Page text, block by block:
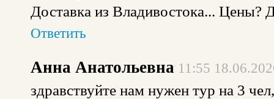
Доставка из Владивостока... Цены?
Ответить
Анна Анатольевна 11:55
здравствуйте нам нужен тур на 3